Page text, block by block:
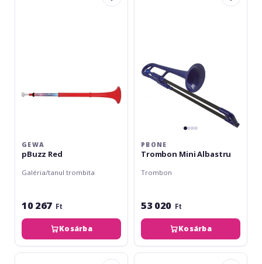
GEWA
pBuzz Red
Galéria/tanul trombita
10 267 Ft
Kosárba
PBONE
Trombon Mini Albastru
Trombon
53 020 Ft
Kosárba
Gewa
pBone